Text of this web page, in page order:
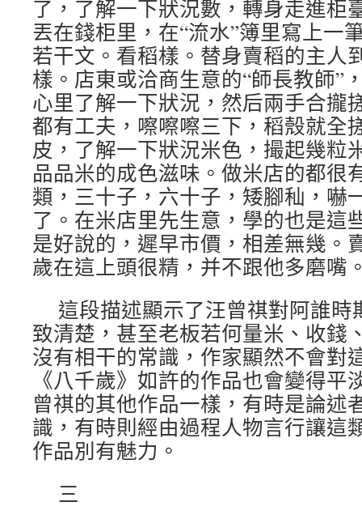
了，了解一下狀況數，轉身走進柜
丟在錢柜里，在“流水”簿里寫上一
若干文。看稻樣。替身賣稻的主人
樣。店東或洽商生意的“師長教師”
心里了解一下狀況，然后兩手合攏
都有工夫，嚓嚓嚓三下，稻殼就全
皮，了解一下狀況米色，撮起幾粒
品品米的成色滋味。做米店的都很
類，三十子，六十子，矮腳秈，嚇
了。在米店里先生意，學的也是這
是好說的，遲早市價，相差無幾。
歲在這上頭很精，并不跟他多磨嘴
這段描述顯示了汪曾祺對阿誰
致清楚，甚至老板若何量米、收錢
沒有相干的常識，作家顯然不會對
《八千歲》如許的作品也會變得平
曾祺的其他作品一樣，有時是論述
識，有時則經由過程人物言行讓這
作品別有魅力。
三